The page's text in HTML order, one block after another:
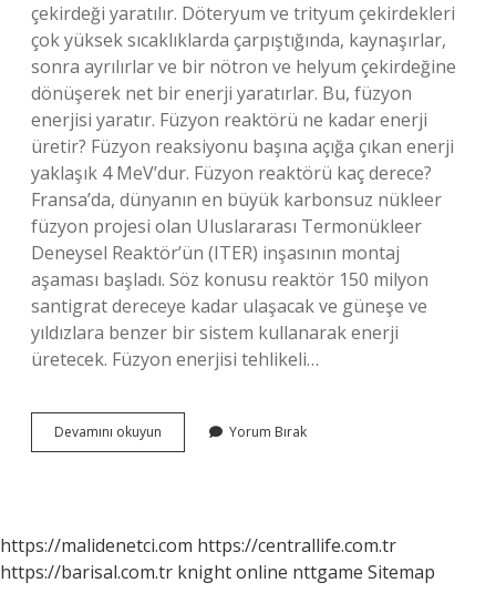
çekirdeği yaratılır. Döteryum ve trityum çekirdekleri
çok yüksek sıcaklıklarda çarpıştığında, kaynaşırlar,
sonra ayrılırlar ve bir nötron ve helyum çekirdeğine
dönüşerek net bir enerji yaratırlar. Bu, füzyon
enerjisi yaratır. Füzyon reaktörü ne kadar enerji
üretir? Füzyon reaksiyonu başına açığa çıkan enerji
yaklaşık 4 MeV’dur. Füzyon reaktörü kaç derece?
Fransa’da, dünyanın en büyük karbonsuz nükleer
füzyon projesi olan Uluslararası Termonükleer
Deneysel Reaktör’ün (ITER) inşasının montaj
aşaması başladı. Söz konusu reaktör 150 milyon
santigrat dereceye kadar ulaşacak ve güneşe ve
yıldızlara benzer bir sistem kullanarak enerji
üretecek. Füzyon enerjisi tehlikeli…
Devamını okuyun
Reaktörü
Yorum Bırak
https://malidenetci.com https://centrallife.com.tr
https://barisal.com.tr knight online nttgame Sitemap